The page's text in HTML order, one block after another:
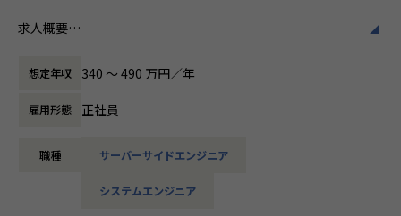
求人概要
当社は「メーカー」や「自治体」を主要顧客としており、メ
ーカー向けWEBシステムや行政向け総合システムといった、
専門システムを取り扱うことが多くあります。
ジニアとしてのご活躍を期待し、入社後約3か月間の研修に
想定年収 340 〜 490 万円／年
雇用形態 正社員
職種 サーバーサイドエンジニア
システムエンジニア